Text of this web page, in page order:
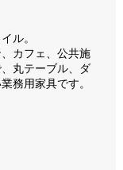
ル。
カフェ、公共施
丸テーブル、ダ
務用家具です。